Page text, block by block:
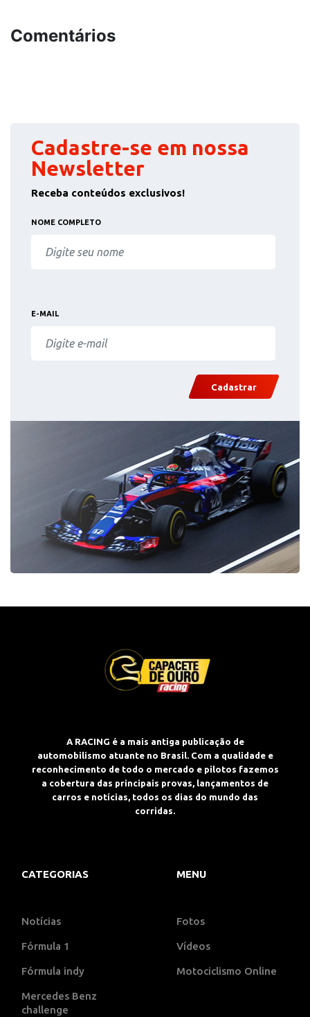
Comentários
Cadastre-se em nossa
Newsletter
Receba conteúdos exclusivos!
NOME COMPLETO
E-MAIL
Cadastrar
A RACING é a mais antiga publicação de
automobilismo atuante no Brasil. Com a qualidade e
reconhecimento de todo o mercado e pilotos fazemos
a cobertura das principais provas, lançamentos de
carros e notícias, todos os dias do mundo das
corridas.
CATEGORIAS
Notícias
Fórmula 1
Fórmula indy
Mercedes Benz
challenge
MENU
Fotos
Vídeos
Motociclismo Online